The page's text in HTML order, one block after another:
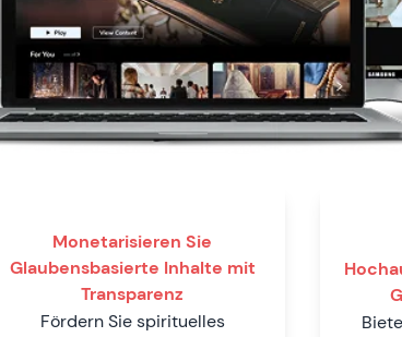
Monetarisieren Sie
Glaubensbasierte Inhalte mit
Transparenz
Fördern Sie spirituelles